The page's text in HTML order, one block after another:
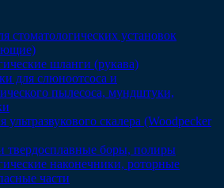
стоматологических установок
шланги (рукава)
для слюноотсоса и
пылесоса, мундштуки,
ультразвукового скалера (Woodpecker
твердосплавные боры, полиры
наконечники, роторные
части